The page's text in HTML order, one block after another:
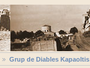
Grup de Diables Kapaoltis